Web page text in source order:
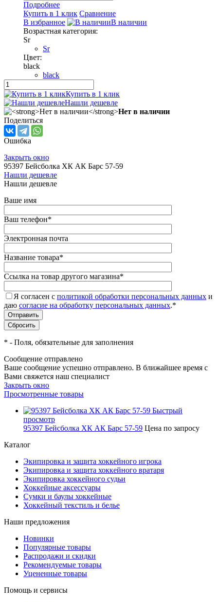
Подробнее
Купить в 1 клик Сравнение
В избранное
В наличии
Возрастная категория:
Sr
Sr
Цвет:
black
black
Купить в 1 клик
Нашли дешевле
Нет в наличии
Поделиться
Ошибка
Закрыть окно
95397 Бейсболка ХК АК Барс 57-59
Нашли дешевле
Нашли дешевле
Ваше имя
Ваш телефон*
Электронная почта
Название товара*
Ссылка на товар другого магазина*
Я согласен с политикой обработки персональных данных и
даю согласие на обработку персональных данных.*
* - Поля, обязательные для заполнения
Сообщение отправлено
Ваше сообщение успешно отправлено. В ближайшее время с
Вами свяжется наш специалист
Закрыть окно
Просмотренные товары
Быстрый
просмотр
95397 Бейсболка ХК АК Барс 57-59 Цена по запросу
Каталог
Экипировка и защита хоккейного игрока
Экипировка и защита хоккейного вратаря
Экипировка хоккейного судьи
Хоккейные аксессуары
Сумки и баулы хоккейные
Хоккейный текстиль и белье
Наши предложения
Новинки
Популярные товары
Распродажи и скидки
Рекомендуемые товары
Уцененные товары
Помощь и сервисы